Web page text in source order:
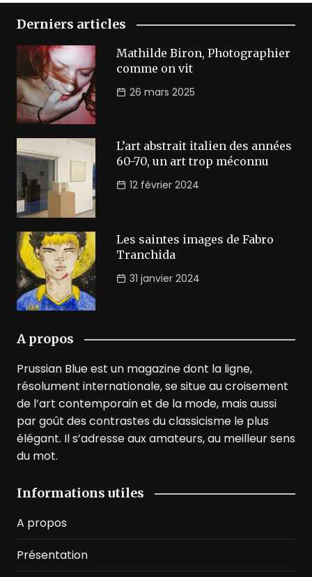
Derniers articles
Mathilde Biron, Photographier
comme on vit
26 mars 2025
L’art abstrait italien des années
60-70, un art trop méconnu
12 février 2024
Les saintes images de Fabro
Tranchida
31 janvier 2024
A propos
Prussian Blue est un magazine dont la ligne,
résolument internationale, se situe au croisement
de l’art contemporain et de la mode, mais aussi
par goût des contrastes du classicisme le plus
élégant. Il s’adresse aux amateurs, au meilleur sens
du mot.
Informations utiles
A propos
Présentation